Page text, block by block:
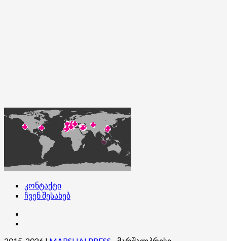
კონტაქტი
ჩვენ შესახებ